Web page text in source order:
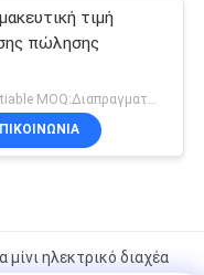
τιμή
πώλησης
ηλεκτρικό διαχέα